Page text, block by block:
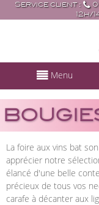
Service client :
12h/
Menu
La foire aux vins bat
apprécier notre
élancé d'une belle
précieux de tous vos
carafe à décanter aux